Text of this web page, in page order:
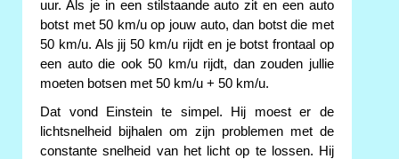
uur. Als je in een stilstaande auto zit en een auto
botst met 50 km/u op jouw auto, dan botst die met
50 km/u. Als jij 50 km/u rijdt en je botst frontaal op
een auto die ook 50 km/u rijdt, dan zouden jullie
moeten botsen met 50 km/u + 50 km/u.
Dat vond Einstein te simpel. Hij moest er de
lichtsnelheid bijhalen om zijn problemen met de
constante snelheid van het licht op te lossen. Hij